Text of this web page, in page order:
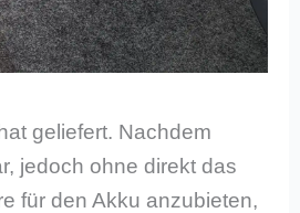
geliefert. Nachdem
jedoch ohne direkt das
für den Akku anzubieten,